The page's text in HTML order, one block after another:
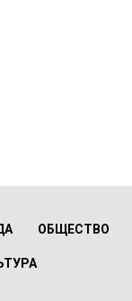
ОБЩЕСТВО